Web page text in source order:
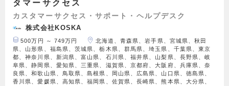
タマーサクセス
カスタマーサクセス・サポート・ヘルプデスク
株式会社KOSKA
500万円 ～ 749万円
北海道、青森県、岩手県、宮城県、秋田
県、山形県、福島県、茨城県、栃木県、群馬県、埼玉県、千葉県、東京
都、神奈川県、新潟県、富山県、石川県、福井県、山梨県、長野県、岐
阜県、静岡県、愛知県、三重県、滋賀県、京都府、大阪府、兵庫県、奈
良県、和歌山県、鳥取県、島根県、岡山県、広島県、山口県、徳島県、
香川県、愛媛県、高知県、福岡県、佐賀県、長崎県、熊本県、大分県、